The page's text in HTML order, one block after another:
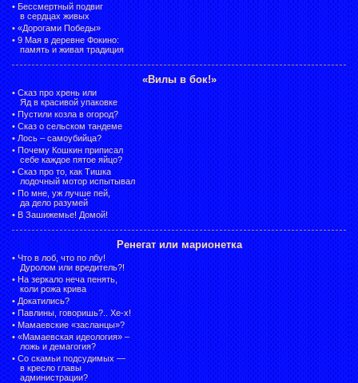
• Бессмертный подвиг
в сердцах живых
• «Дорогами Победы»
• 9 Мая в деревне Фокино:
память и живая традиция
«Вилы в бок!»
• Сказ про хрень или
Яд в красивой упаковке
• Пустили козла в огород?
• Сказ о сельском тандеме
• Лось – самоубийца?
• Почему Кошкин приписал
себе каждое пятое яйцо?
• Сказ про то, как Тишка
лодочный мотор испытывал
• По мне, уж лучше пей,
да дело разумей
• В Зашижемье! Домой!
Ренегат или марионетка
• Что в лоб, что по лбу!
Дуролом или вредитель?!
• На зеркало неча пенять,
коли рожа крива
• Докатились?
• Павлины, говоришь?.. Хе-х!
• Мамаевские «засланцы»?
• «Мамаевская идеология» –
ложь и демагогия?
• Со скамьи подсудимых —
в кресло главы
администрации?